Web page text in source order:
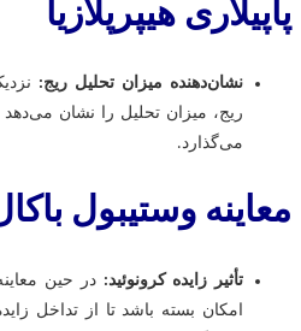
پاپیلاری هیپرپلازیا
نشان‌دهنده میزان تحلیل ریج:
ریج، میزان تحلیل را نشان می‌دهد
می‌گذارد.
معاینه وستیبول
تأثیر زایده کرونوئید: در حین
امکان بسته باشد تا از تداخل